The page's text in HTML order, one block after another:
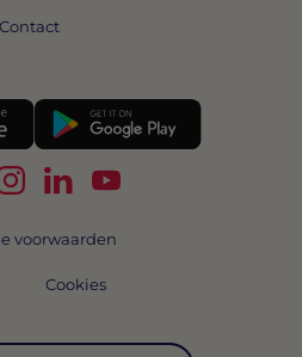
Contact
Swipe4Work op TikTok
Volg Swipe4Work op
Volg Swipe4Work op
Volg Swipe4Work
voorwaarden
Cookies